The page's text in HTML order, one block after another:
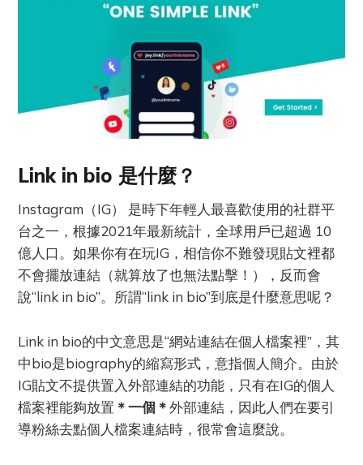
Link in bio 是什麼？
Instagram（IG） 是時下年輕人最喜歡使用的社群平
台之一，根據2021年最新統計，全球用戶已超過 10
億人口。如果你有在玩IG，相信你不難發現貼文裡都
不會擺放連結（就算放了也無法點擊！），反而會
說“link in bio”。所謂“link in bio”到底是什麼意思呢？
Link in bio的中文意思是“網站連結在個人檔案裡”，其
中bio是biography的縮寫形式，意指個人簡介。由於
IG貼文不提供置入外部連結的功能，只有在IG的個人
檔案裡能夠放置 ＊一個＊外部連結，因此人們在要引
導粉絲去點個人檔案連結時，很常會這麼說。